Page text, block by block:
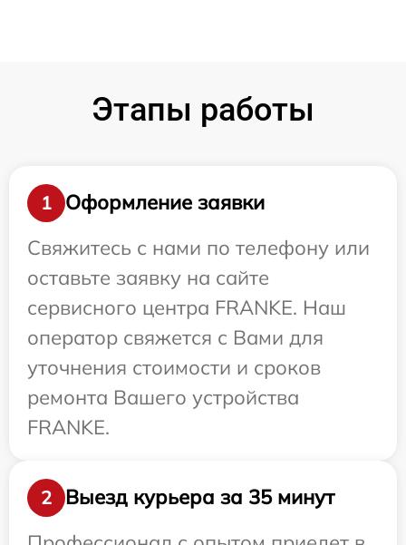
Этапы работы
1
Оформление заявки
Свяжитесь с нами по телефону или
оставьте заявку на сайте
сервисного центра FRANKE. Наш
оператор свяжется с Вами для
уточнения стоимости и сроков
ремонта Вашего устройства
FRANKE.
2
Выезд курьера за 35 минут